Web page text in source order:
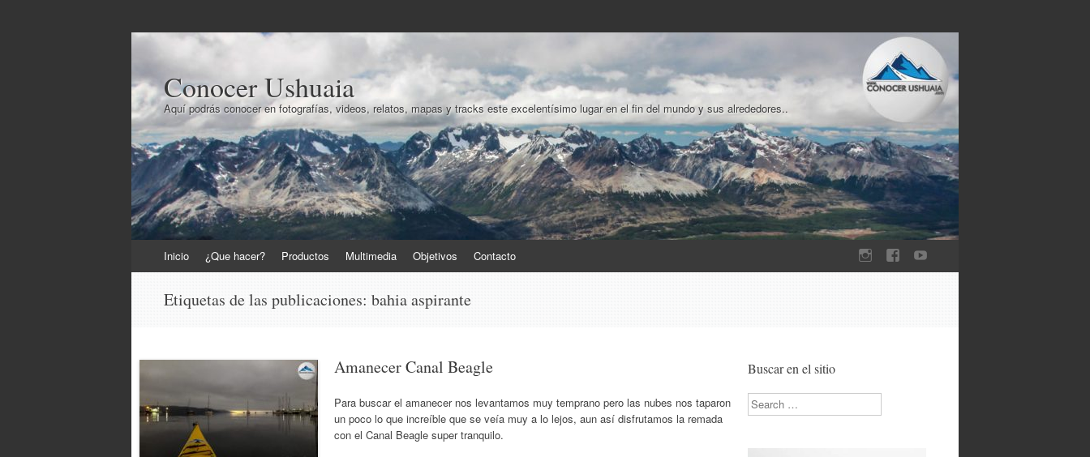
Conocer Ushuaia
Aquí podrás conocer en fotografías, videos, relatos, mapas y tracks este excelentísimo lugar en el fin del mundo y sus alrededores..
al
Inicio ¿Que hacer? Productos Multimedia Objetivos Contacto
Etiquetas de las publicaciones: bahia aspirante
Amanecer Canal Beagle
Para buscar el amanecer nos levantamos muy temprano pero las nubes nos taparon
un poco lo que increíble que se veía muy a lo lejos, aun así disfrutamos la remada
con el Canal Beagle super tranquilo.
Buscar en el sitio
Search